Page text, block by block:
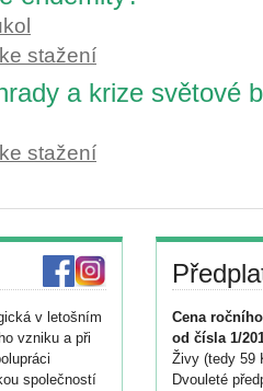
stažení
a krize světové
stažení
v letošním
vzniku a při
společností
Cena
od čísla 1/
Živy (tedy 59
Dvouleté